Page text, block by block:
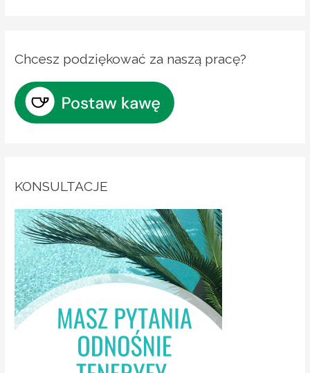
Chcesz podziękować za naszą pracę?
KONSULTACJE